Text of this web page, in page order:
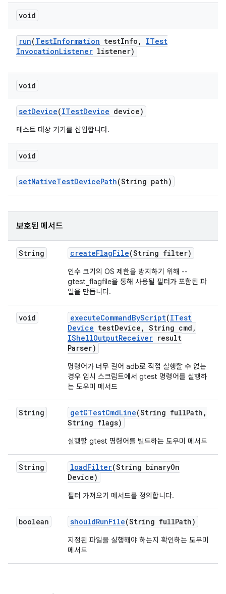
void
run(TestInformation testInfo ,
ITest
InvocationListener listener)
void
setDevice(ITestDevice device)
테스트 대상 기기를 삽입합니다.
void
setNativeTestDevicePath(String path)
보호된 메서드
String createFlagFile(String filter)
인수 크기의 OS 제한을 방지하기 위해 --
gtest_flagfile을 통해 사용될 필터가 포함된 파
일을 만듭니다.
void executeCommandByScript(ITest
Device testDevice , String cmd ,
IShellOutputReceiver result
Parser)
명령어가 너무 길어 adb로 직접 실행할 수 없는
경우 임시 스크립트에서 gtest 명령어를 실행하
는 도우미 메서드
String getGTestCmdLine(String fullPath ,
String flags)
실행할 gtest 명령어를 빌드하는 도우미 메서드
String loadFilter(String binaryOn
Device)
필터 가져오기 메서드를 정의합니다.
boolean shouldRunFile(String fullPath)
지정된 파일을 실행해야 하는지 확인하는 도우미
메서드